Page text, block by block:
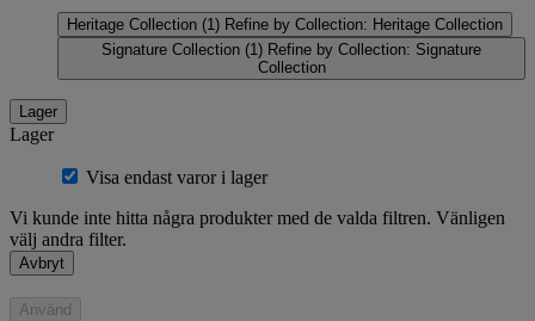
Heritage Collection (1) Refine by Collection: Heritage Collection
Signature Collection (1) Refine by Collection: Signature
Collection
Lager
Lager
Visa endast varor i lager
Vi kunde inte hitta några produkter med de valda filtren. Vänligen
välj andra filter.
Avbryt
Använd